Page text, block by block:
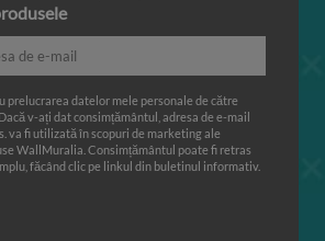
prelucrarea datelor mele personale de către
v-ați dat consimțământul, adresa de e-mail
va fi utilizată în scopuri de marketing ale
WallMuralia. Consimțământul poate fi retras
făcând clic pe linkul din buletinul informativ.